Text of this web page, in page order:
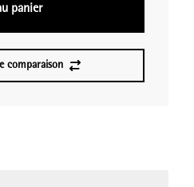
panier
comparaison